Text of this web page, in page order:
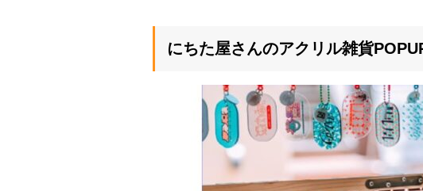
にちた屋さんのアクリル雑貨